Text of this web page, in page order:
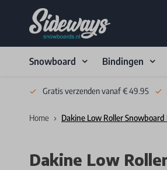
Snowboard Bindingen
Gratis verzenden vanaf € 49.95
Home Dakine Low Roller Snowboard
Dakine Low